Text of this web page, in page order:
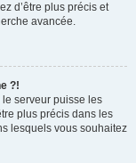
d’être plus précis et
avancée.
?!
serveur puisse les
plus précis dans les
lesquels vous souhaitez